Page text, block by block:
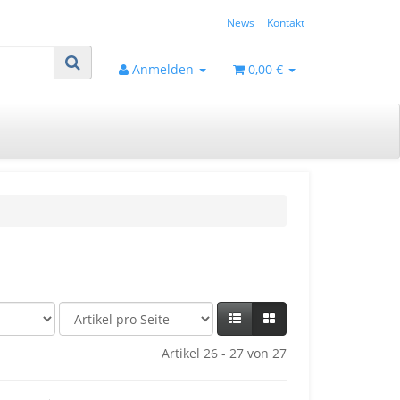
News Kontakt
Anmelden 0,00 €
Artikel 26 - 27 von 27